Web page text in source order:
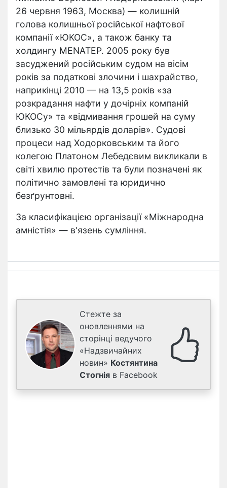
26 червня 1963, Москва) — колишній
голова колишньої російської нафтової
компанії «ЮКОС», а також банку та
холдингу MENATEP. 2005 року був
засуджений російським судом на вісім
років за податкові злочини і шахрайство,
наприкінці 2010 — на 13,5 років «за
розкрадання нафти у дочірніх компаній
ЮКОСу» та «відмивання грошей на суму
близько 30 мільярдів доларів». Судові
процеси над Ходорковським та його
колегою Платоном Лебедєвим викликали в
світі хвилю протестів та були позначені як
політично замовлені та юридично
безґрунтовні.
За класифікацією організації «Міжнародна
амністія» — в'язень сумління.
Стежте за
оновленнями на
сторінці ведучого
«Надзвичайних
новин» Костянтина
Стогнія в Facebook